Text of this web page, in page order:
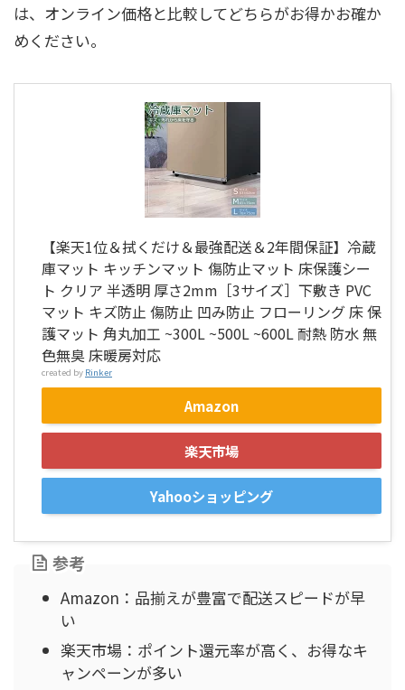
は、オンライン価格と比較してどちらがお得かお確か
めください。
【楽天1位＆拭くだけ＆最強配送＆2年間保証】冷蔵
庫マット キッチンマット 傷防止マット 床保護シー
ト クリア 半透明 厚さ2mm［3サイズ］下敷き PVC
マット キズ防止 傷防止 凹み防止 フローリング 床 保
護マット 角丸加工 ~300L ~500L ~600L 耐熱 防水 無
色無臭 床暖房対応
created by Rinker
Amazon
楽天市場
Yahooショッピング
参考
Amazon：品揃えが豊富で配送スピードが早
い
楽天市場：ポイント還元率が高く、お得なキ
ャンペーンが多い